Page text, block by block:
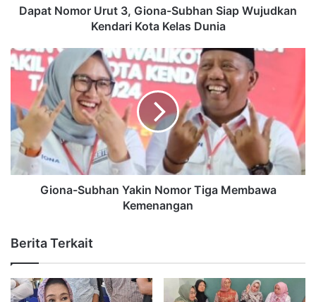
Dapat Nomor Urut 3, Giona-Subhan Siap Wujudkan
Kendari Kota Kelas Dunia
Giona-Subhan Yakin Nomor Tiga Membawa
Kemenangan
Berita Terkait